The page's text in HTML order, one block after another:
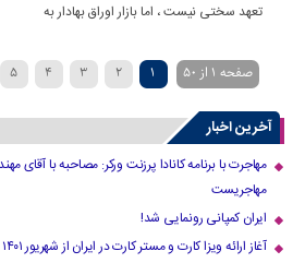
تعهد سختی نیست ، اما بازار اوراق بهادار به
صفحه 1 از 50 1
2
3
4
5
10
›
20
30
40 آخرین اخبار
مهاجرت با برنامه کانادا پرزنت ورکر: مصاحبه با آقای
مهاجریست
ایران کمپانی رونمایی شد!
آغاز ارائه ویزا کارت و مستر کارت در ایران از شهریور ۱۴۰۱